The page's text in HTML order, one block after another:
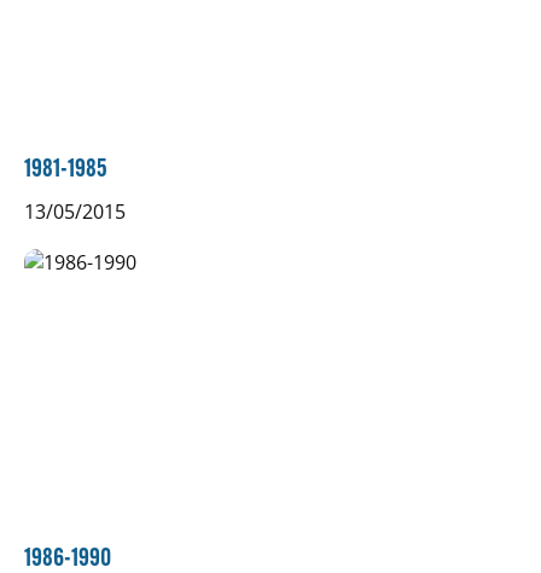
1981-1985
13/05/2015
1986-1990